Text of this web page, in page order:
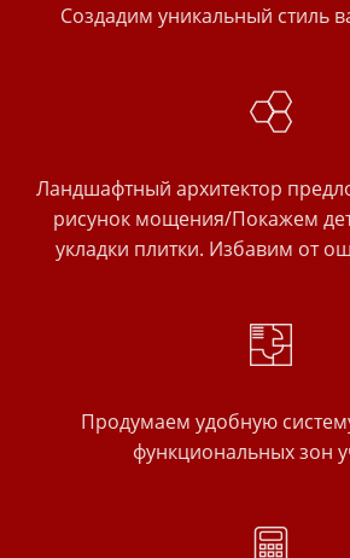
Создадим уникальный стиль
Ландшафтный архитектор
рисунок мощения/Покажем
укладки плитки. Избавим от
Продумаем удобную
функциональных зон